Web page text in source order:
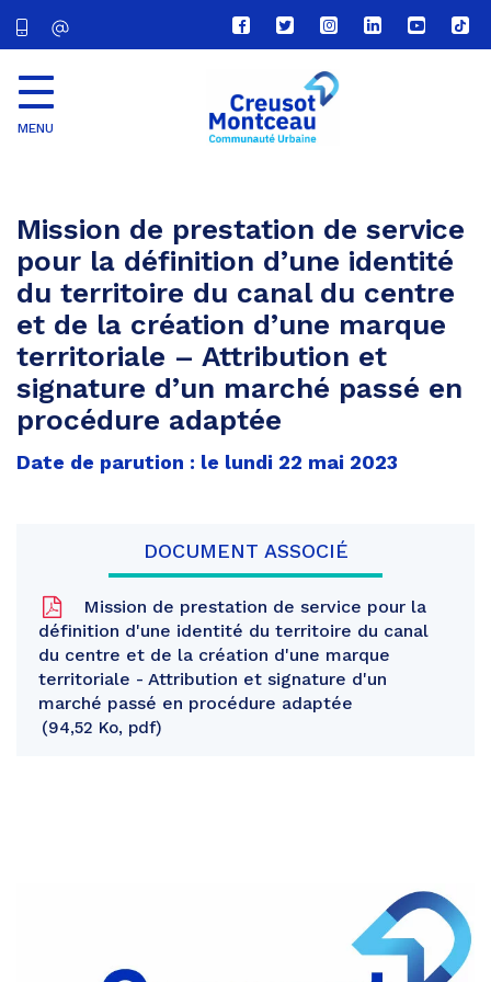
Lien
vers
compte
Facebook
Lien
vers
compte
Twitter
Lien
vers
le
compte
Lien
vers
Lien
vers
Lien
vers
MENU
Mission de prestation de service
pour la définition d’une identité
du territoire du canal du centre
et de la création d’une marque
territoriale – Attribution et
signature d’un marché passé en
procédure adaptée
Date de parution : le lundi 22 mai 2023
DOCUMENT ASSOCIÉ
Mission de prestation de service pour la
définition d'une identité du territoire du canal
du centre et de la création d'une marque
territoriale - Attribution et signature d'un
marché passé en procédure adaptée
94,52 Ko, pdf
Facebook
Partager